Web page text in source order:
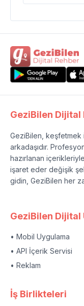
GeziBilen Dijital
GeziBilen,
arkadaşıdır.
hazırlanan
işaret eder değişik
gidin, GeziBilen her
GeziBilen Dijital
• Mobil Uygulama
• API İçerik Servisi
• Reklam
İş Birlikteleri